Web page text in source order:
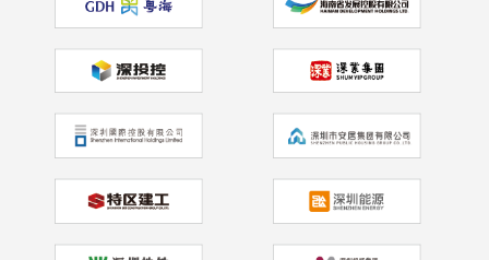
2026.02.03 公司新闻
佳保安全精准赋能文体行业EHS培训筑牢安
全生产防线
2026.02.02行业动态
钢梁上的博弈：从洛克菲勒大厦到AI时代的
“安全红线”
2026.01.30